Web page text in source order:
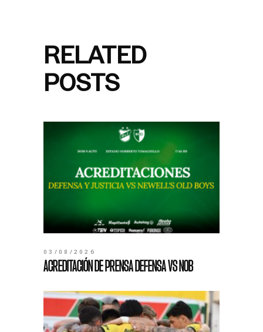
RELATED
POSTS
03/08/2026
ACREDITACIÓN DE PRENSA DEFENSA VS NOB